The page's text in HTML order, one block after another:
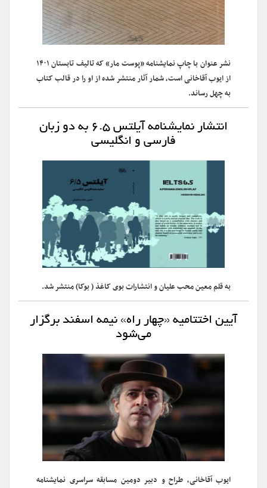
نشر عنوان با چاپ نمایشنامه «پوست مار» که تالیف تابستان ۱۴۰۱
از ایوب آقاخانی است، شمار آثار منتشر شده از او را در قالب کتاب
به چهل رساند.
انتشار نمایشنامه آیلتس ۶.۵ به دو زبان
فارسی و انگلیسی
به قلم معین محب علیان و انتشارات بوی کاغذ ( بوکا) منتشر شد.
آیین اختتامیه «چهار راه» نیمه اسفند برگزار
می‌شود
ایوب آقاخانی، طراح و دبیر دومین مسابقه سراسری نمایشنامه